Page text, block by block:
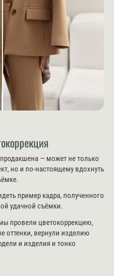
— может не только
но и по-настоящему вдохнуть
пример кадра, полученного
удачной съёмки.
провели цветокоррекцию,
оттенки, вернули изделию
и изделия и тонко